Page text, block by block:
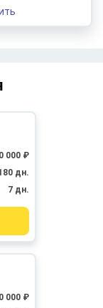
000 ₽
дн.
7 дн.
000 ₽